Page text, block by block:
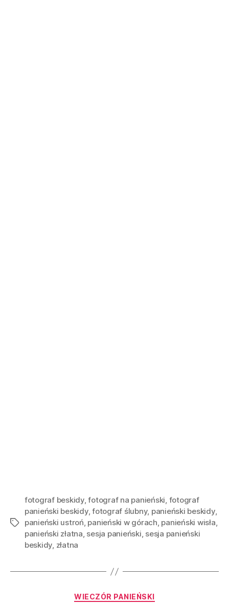
fotograf beskidy,fotograf na panieński, fotograf
panieński beskidy,fotograf ślubny, panieński beskidy,
panieński ustroń, panieński w górach, panieński wisła,
panieński złatna, sesja panieński, sesja panieński
beskidy, złatna
WIECZÓR PANIEŃSKI